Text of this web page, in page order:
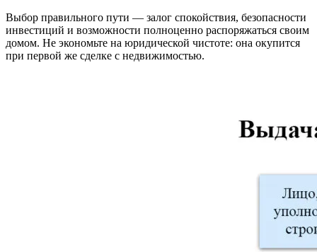
Выбор правильного пути — залог спокойствия, безопасности
инвестиций и возможности полноценно распоряжаться своим
домом. Не экономьте на юридической чистоте: она окупится
при первой же сделке с недвижимостью.